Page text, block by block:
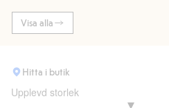
Visa alla
Hitta i butik
Upplevd storlek